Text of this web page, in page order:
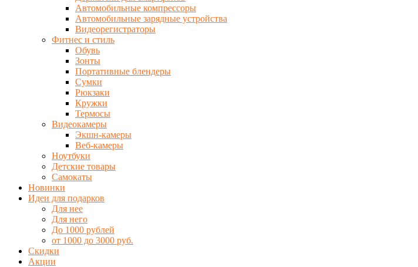
Автомобильные компрессоры
Автомобильные зарядные устройства
Видеорегистраторы
Фитнес и стиль
Обувь
Зонты
Портативные блендеры
Сумки
Рюкзаки
Кружки
Термосы
Видеокамеры
Экшн-камеры
Веб-камеры
Ноутбуки
Детские товары
Самокаты
Новинки
Идеи для подарков
Для нее
Для него
До 1000 рублей
от 1000 до 3000 руб.
Скидки
Акции